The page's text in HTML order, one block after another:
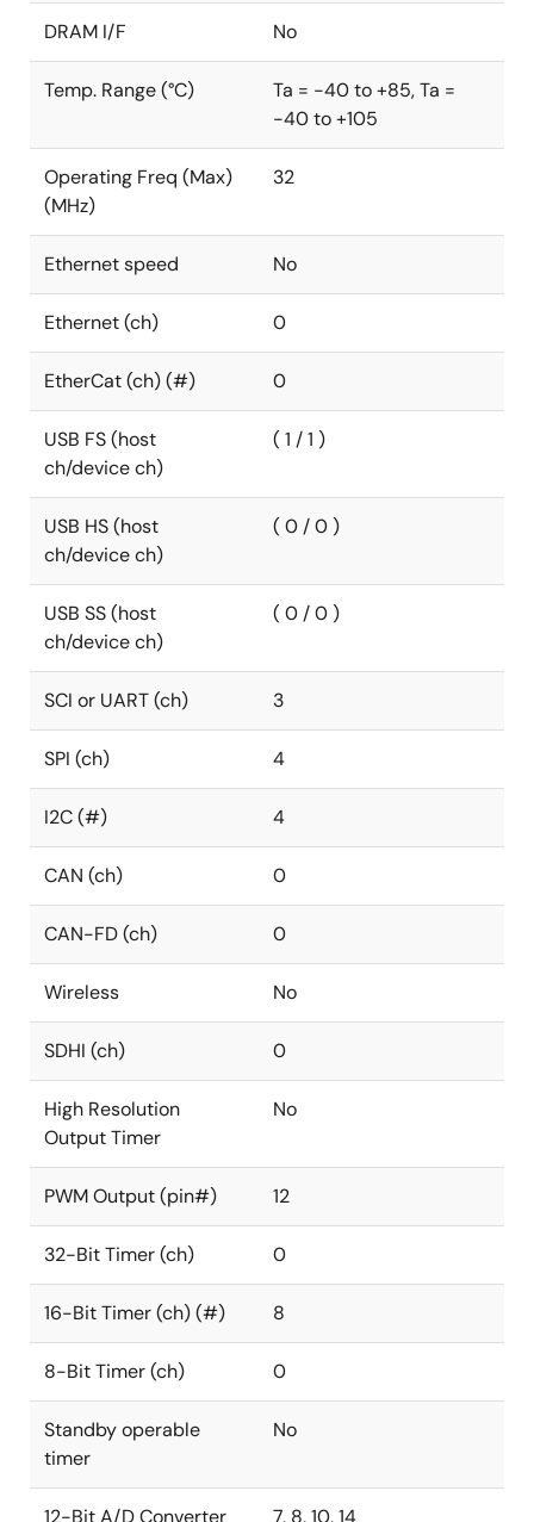
DRAM I/F No
Temp. Range (°C)
Ta = -40 to +85, Ta =
-40 to +105
Operating Freq (Max)
(MHz)
32
Ethernet speed No
Ethernet (ch) 0
EtherCat (ch) (#) 0
USB FS (host
ch/device ch)
( 1 / 1 )
USB HS (host
ch/device ch)
( 0 / 0 )
USB SS (host
ch/device ch)
( 0 / 0 )
SCI or UART (ch) 3
SPI (ch) 4
I2C (#) 4
CAN (ch) 0
CAN-FD (ch) 0
Wireless No
SDHI (ch) 0
High Resolution
Output Timer
No
PWM Output (pin#) 12
32-Bit Timer (ch) 0
16-Bit Timer (ch) (#) 8
8-Bit Timer (ch) 0
Standby operable
timer
No
12-Bit A/D Converter 7, 8, 10, 14